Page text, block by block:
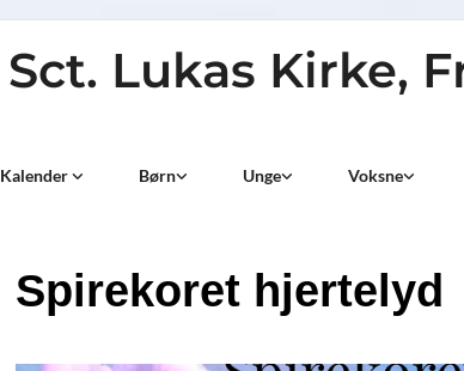
Sct. Lukas Kirke,
Kalender Børn Unge Voksne
Spirekoret hjertelyd